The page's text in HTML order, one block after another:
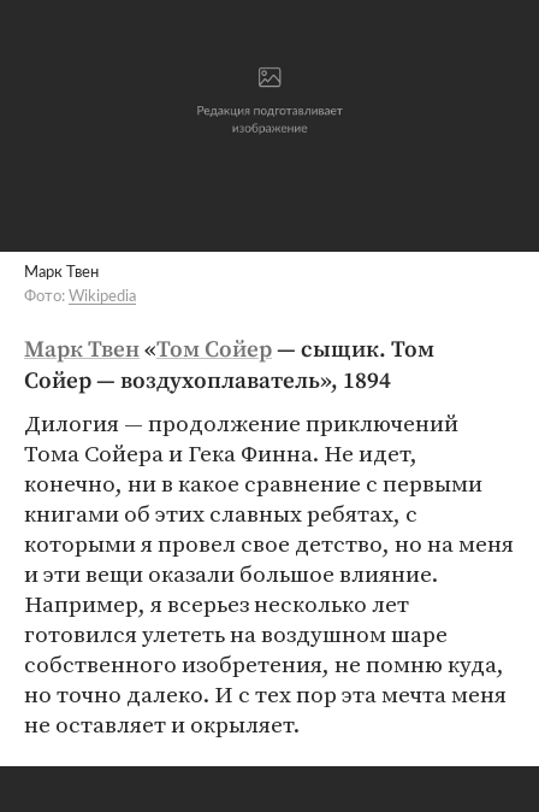
Марк Твен
Фото: Wikipedia
Марк Твен«Том Сойер— сыщик. Том
Сойер — воздухоплаватель», 1894
Дилогия — продолжение приключений
Тома Сойера и Гека Финна. Не идет,
конечно, ни в какое сравнение с первыми
книгами об этих славных ребятах, с
которыми я провел свое детство, но на меня
и эти вещи оказали большое влияние.
Например, я всерьез несколько лет
готовился улететь на воздушном шаре
собственного изобретения, не помню куда,
но точно далеко. И с тех пор эта мечта меня
не оставляет и окрыляет.